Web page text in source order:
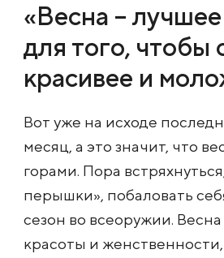
«Весна –
для того, чтобы
красивее и
Вот уже на исходе
месяц, а это значит, что
горами. Пора
перышки», побаловать
сезон во всеоружии.
красоты и